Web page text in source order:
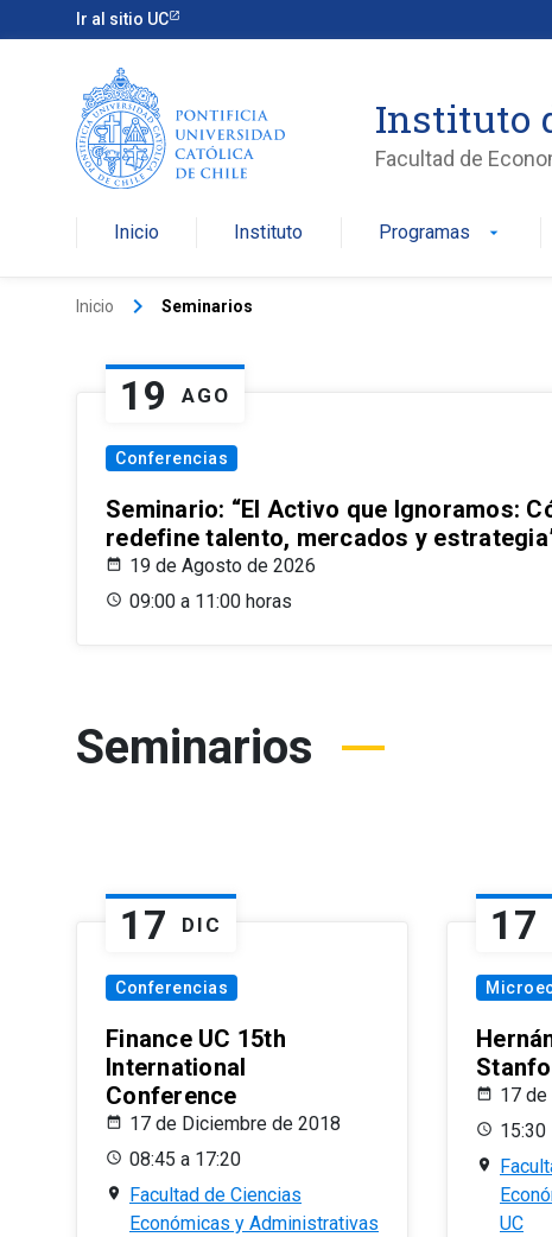
Ir al sitio UC
Instituto
Facultad de
Inicio Instituto Programas arrow_drop_down
Inicio keyboard_arrow_right Seminarios
19 AGO
Conferencias
Seminario: “El Activo que Ignoramos:
redefine talento, mercados y
19 de Agosto de 2026
09:00 a 11:00 horas
Seminarios
17 DIC
Conferencias
Finance UC 15th
International
Conference
17 de Diciembre de 2018
08:45 a 17:20
Facultad de Ciencias
Económicas y Administrativas
17
17
15:30
UC